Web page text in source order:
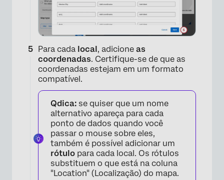
×
Para cada local , adicione as
coordenadas. Certifique-se de que as
coordenadas estejam em um formato
compatível.
Qdica: se quiser que um nome
alternativo apareça para cada
ponto de dados quando você
passar o mouse sobre eles,
também é possível adicionar um
rótulo para cada local. Os rótulos
substituem o que está na coluna
"Location" (Localização) do mapa.